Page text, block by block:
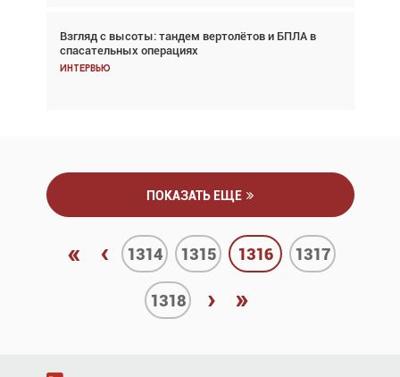
Взгляд с высоты: тандем вертолётов и БПЛА в
спасательных операциях
Интервью
Частный самолёт – это актив. Подходите к
покупке соответствующим образом
Интервью
ПОКАЗАТЬ ЕЩЕ
« ‹ 1314 1315 1316 1317
1318 › »